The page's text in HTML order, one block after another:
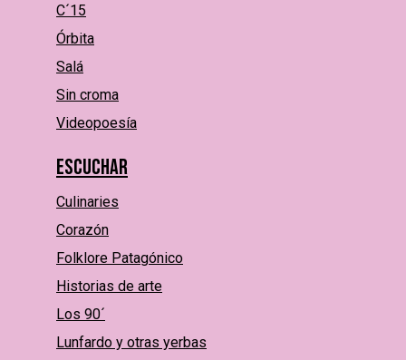
C´15
Órbita
Salá
Sin croma
Videopoesía
Escuchar
Culinaries
Corazón
Folklore Patagónico
Historias de arte
Los 90´
Lunfardo y otras yerbas